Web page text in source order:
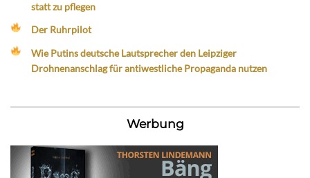
statt zu pflegen
Der Ruhrpilot
Wie Putins deutsche Lautsprecher den Leipziger
Drohnenanschlag für antiwestliche Propaganda nutzen
Werbung